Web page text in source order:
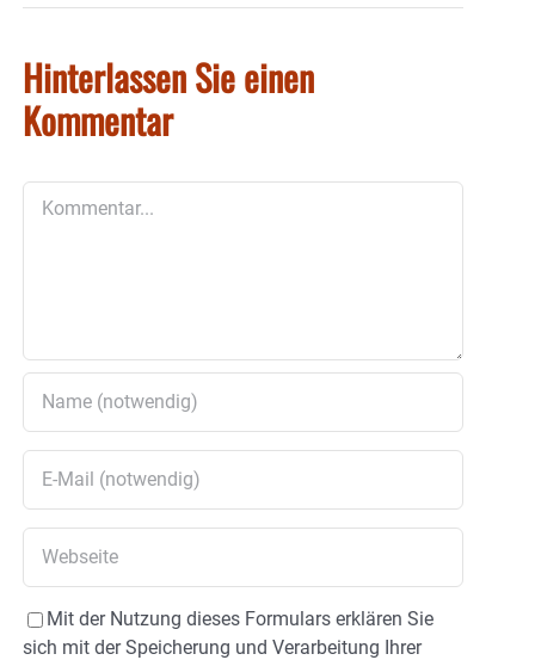
Hinterlassen Sie einen
Kommentar
Mit der Nutzung dieses Formulars erklären Sie
sich mit der Speicherung und Verarbeitung Ihrer